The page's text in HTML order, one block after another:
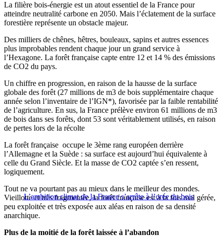
La filière bois-énergie est un atout essentiel de la France pour
atteindre neutralité carbone en 2050. Mais l’éclatement de la surface
forestière représente un obstacle majeur.
Des milliers de chênes, hêtres, bouleaux, sapins et autres essences
plus improbables rendent chaque jour un grand service à
l’Hexagone. La forêt française capte entre 12 et 14 % des émissions
de CO2 du pays.
Un chiffre en progression, en raison de la hausse de la surface
globale des forêt (27 millions de m3 de bois supplémentaire chaque
année selon l’inventaire de l’IGN*), favorisée par la faible rentabilité
de l’agriculture. En sus, la France prélève environ 61 millions de m3
de bois dans ses forêts, dont 53 sont véritablement utilisés, en raison
de pertes lors de la récolte
La forêt française occupe le 3ème rang européen derrière
l’Allemagne et la Suède : sa surface est aujourd’hui équivalente à
celle du Grand Siècle. Et la masse de CO2 captée s’en ressent,
logiquement.
L’ambition climat de la France s’arrête à l’orée du bois
Tout ne va pourtant pas au mieux dans le meilleur des mondes.
Vieillotte et très fragmentée, la forêt française est à la fois mal gérée,
peu exploitée et très exposée aux aléas en raison de sa densité
anarchique.
Plus de la moitié de la forêt laissée à l’abandon